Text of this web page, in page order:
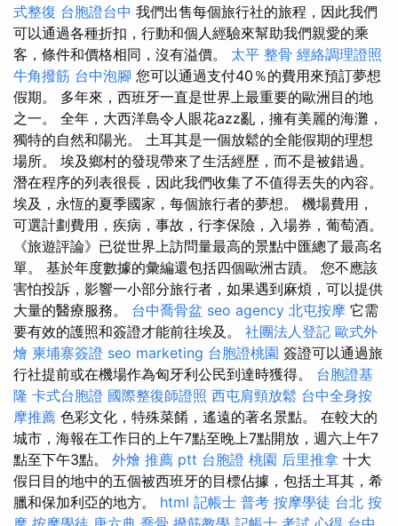
式整復 台胞證台中 我們出售每個旅行社的旅程，因此我們
可以通過各種折扣，行動和個人經驗來幫助我們親愛的乘
客，條件和價格相同，沒有溢價。 太平 整骨 經絡調理證照
牛角撥筋 台中泡腳 您可以通過支付40％的費用來預訂夢想
假期。 多年來，西班牙一直是世界上最重要的歐洲目的地
之一。 全年，大西洋島令人眼花azz亂，擁有美麗的海灘，
獨特的自然和陽光。 土耳其是一個放鬆的全能假期的理想
場所。 埃及鄉村的發現帶來了生活經歷，而不是被錯過。
潛在程序的列表很長，因此我們收集了不值得丟失的內容。
埃及，永恆的夏季國家，每個旅行者的夢想。 機場費用，
可選計劃費用，疾病，事故，行李保險，入場券，葡萄酒。
《旅遊評論》已從世界上訪問量最高的景點中匯總了最高名
單。 基於年度數據的彙編還包括四個歐洲古蹟。 您不應該
害怕投訴，影響一小部分旅行者，如果遇到麻煩，可以提供
大量的醫療服務。 台中喬骨盆 seo agency 北屯按摩 它需
要有效的護照和簽證才能前往埃及。 社團法人登記 歐式外
燴 柬埔寨簽證 seo marketing 台胞證桃園 簽證可以通過旅
行社提前或在機場作為匈牙利公民到達時獲得。 台胞證基
隆 卡式台胞證 國際整復師證照 西屯肩頸放鬆 台中全身按
摩推薦 色彩文化，特殊菜餚，遙遠的著名景點。 在較大的
城市，海報在工作日的上午7點至晚上7點開放，週六上午7
點至下午3點。 外燴 推薦 ptt 台胞證 桃園 后里推拿 十大
假日目的地中的五個被西班牙的目標佔據，包括土耳其，希
臘和保加利亞的地方。 html 記帳士 普考 按摩學徒 台北 按